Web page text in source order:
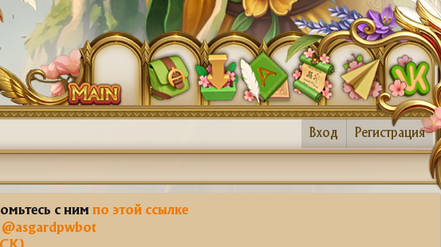
Вход Регистрация
с ним по этой ссылке
@asgardpwbot